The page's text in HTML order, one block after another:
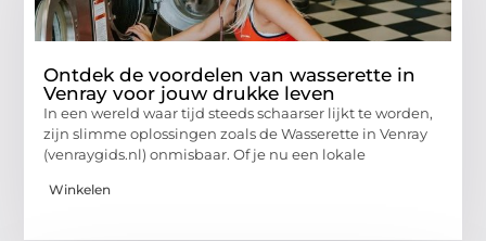
Ontdek de voordelen van wasserette in
Venray voor jouw drukke leven
In een wereld waar tijd steeds schaarser lijkt te worden,
zijn slimme oplossingen zoals de Wasserette in Venray
(venraygids.nl) onmisbaar. Of je nu een lokale
Winkelen